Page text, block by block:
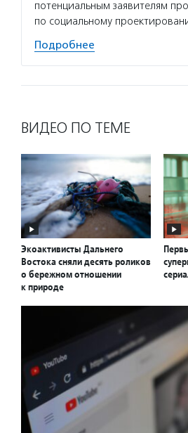
потенциальным заявителям
по социальному
Подробнее
ВИДЕО ПО ТЕМЕ
Экоактивисты Дальнего
Востока сняли десять роликов
о бережном отношении
к природе